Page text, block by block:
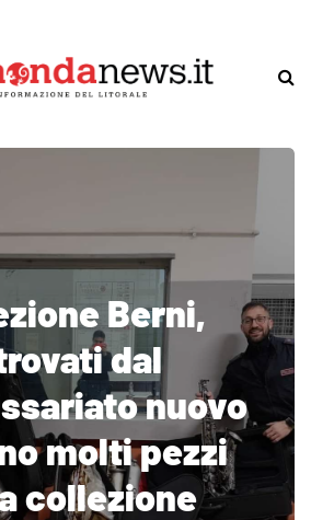
Berni,
dal
nuovo
molti pezzi
collezione